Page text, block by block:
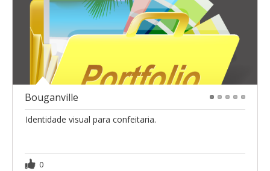
Bouganville
Identidade visual para confeitaria.
0